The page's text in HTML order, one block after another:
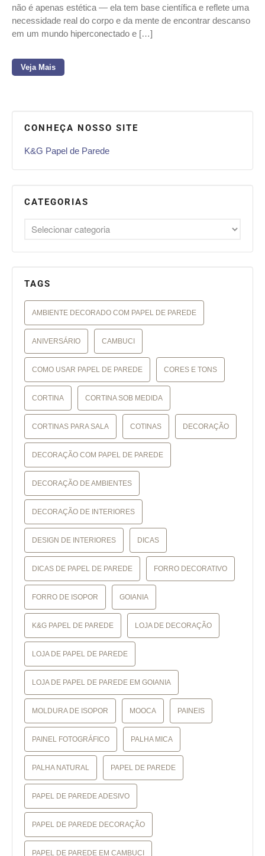
não é apenas estética — ela tem base científica e reflete uma
necessidade real do corpo e da mente de encontrar descanso
em um mundo hiperconectado e […]
Veja Mais
CONHEÇA NOSSO SITE
K&G Papel de Parede
CATEGORIAS
TAGS
AMBIENTE DECORADO COM PAPEL DE PAREDE
ANIVERSÁRIO CAMBUCI
COMO USAR PAPEL DE PAREDE CORES E TONS
CORTINA CORTINA SOB MEDIDA
CORTINAS PARA SALA COTINAS DECORAÇÃO
DECORAÇÃO COM PAPEL DE PAREDE
DECORAÇÃO DE AMBIENTES
DECORAÇÃO DE INTERIORES
DESIGN DE INTERIORES DICAS
DICAS DE PAPEL DE PAREDE FORRO DECORATIVO
FORRO DE ISOPOR GOIANIA
K&G PAPEL DE PAREDE LOJA DE DECORAÇÃO
LOJA DE PAPEL DE PAREDE
LOJA DE PAPEL DE PAREDE EM GOIANIA
MOLDURA DE ISOPOR MOOCA PAINEIS
PAINEL FOTOGRÁFICO PALHA MICA
PALHA NATURAL PAPEL DE PAREDE
PAPEL DE PAREDE ADESIVO
PAPEL DE PAREDE DECORAÇÃO
PAPEL DE PAREDE EM CAMBUCI